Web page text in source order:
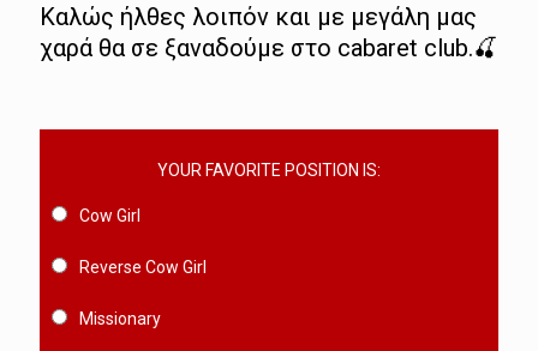
Καλώς ήλθες λοιπόν και με μεγάλη μας
χαρά θα σε ξαναδούμε στο cabaret club.🍒
YOUR FAVORITE POSITION IS:
Cow Girl
Reverse Cow Girl
Missionary